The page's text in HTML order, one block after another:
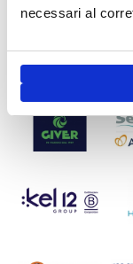
necessari al